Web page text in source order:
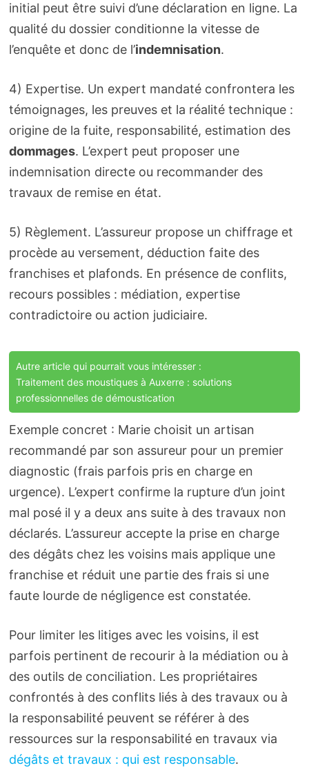
initial peut être suivi d’une déclaration en ligne. La
qualité du dossier conditionne la vitesse de
l’enquête et donc de l’indemnisation.
4) Expertise. Un expert mandaté confrontera les
témoignages, les preuves et la réalité technique :
origine de la fuite, responsabilité, estimation des
dommages. L’expert peut proposer une
indemnisation directe ou recommander des
travaux de remise en état.
5) Règlement. L’assureur propose un chiffrage et
procède au versement, déduction faite des
franchises et plafonds. En présence de conflits,
recours possibles : médiation, expertise
contradictoire ou action judiciaire.
Autre article qui pourrait vous intéresser :
Traitement des moustiques à Auxerre : solutions
professionnelles de démoustication
Exemple concret : Marie choisit un artisan
recommandé par son assureur pour un premier
diagnostic (frais parfois pris en charge en
urgence). L’expert confirme la rupture d’un joint
mal posé il y a deux ans suite à des travaux non
déclarés. L’assureur accepte la prise en charge
des dégâts chez les voisins mais applique une
franchise et réduit une partie des frais si une
faute lourde de négligence est constatée.
Pour limiter les litiges avec les voisins, il est
parfois pertinent de recourir à la médiation ou à
des outils de conciliation. Les propriétaires
confrontés à des conflits liés à des travaux ou à
la responsabilité peuvent se référer à des
ressources sur la responsabilité en travaux via
dégâts et travaux : qui est responsable.